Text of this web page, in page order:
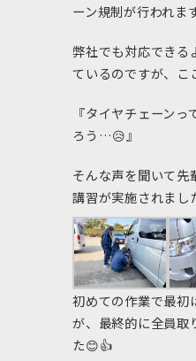
ーン規制が行われます
弊社でも対応できる
ているのですが、こ
『タイヤチェーン
ろう…😥』
そんな声を聞いて先
講習が実施されまし
初めての作業で最初
が、最終的に全員取
た😊👍